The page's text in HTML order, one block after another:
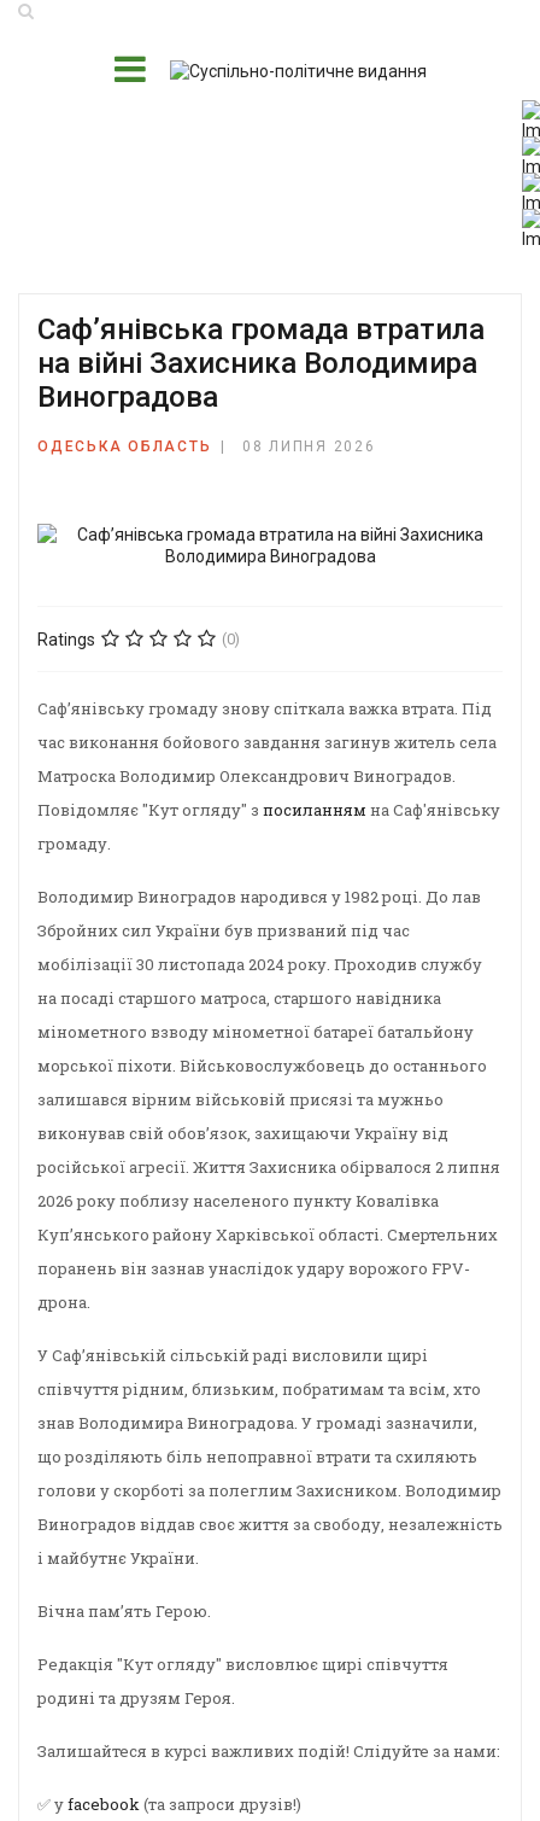
Саф’янівська громада втратила
на війні Захисника Володимира
Виноградова
ОДЕСЬКА ОБЛАСТЬ 08 ЛИПНЯ 2026
Ratings (0)
Саф’янівську громаду знову спіткала важка втрата. Під
час виконання бойового завдання загинув житель села
Матроска Володимир Олександрович Виноградов.
Повідомляє "Кут огляду" з посиланням на Саф'янівську
громаду.
Володимир Виноградов народився у 1982 році. До лав
Збройних сил України був призваний під час
мобілізації 30 листопада 2024 року. Проходив службу
на посаді старшого матроса, старшого навідника
мінометного взводу мінометної батареї батальйону
морської піхоти. Військовослужбовець до останнього
залишався вірним військовій присязі та мужньо
виконував свій обов’язок, захищаючи Україну від
російської агресії. Життя Захисника обірвалося 2 липня
2026 року поблизу населеного пункту Ковалівка
Куп’янського району Харківської області. Смертельних
поранень він зазнав унаслідок удару ворожого FPV-
дрона.
У Саф’янівській сільській раді висловили щирі
співчуття рідним, близьким, побратимам та всім, хто
знав Володимира Виноградова. У громаді зазначили,
що розділяють біль непоправної втрати та схиляють
голови у скорботі за полеглим Захисником. Володимир
Виноградов віддав своє життя за свободу, незалежність
і майбутнє України.
Вічна пам’ять Герою.
Редакція "Кут огляду" висловлює щирі співчуття
родині та друзям Героя.
Залишайтеся в курсі важливих подій! Слідуйте за нами:
✅ уfacebook(та запроси друзів!)